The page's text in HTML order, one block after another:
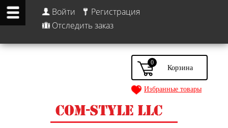
Войти
Регистрация
Отследить заказ
0
Избранные товары